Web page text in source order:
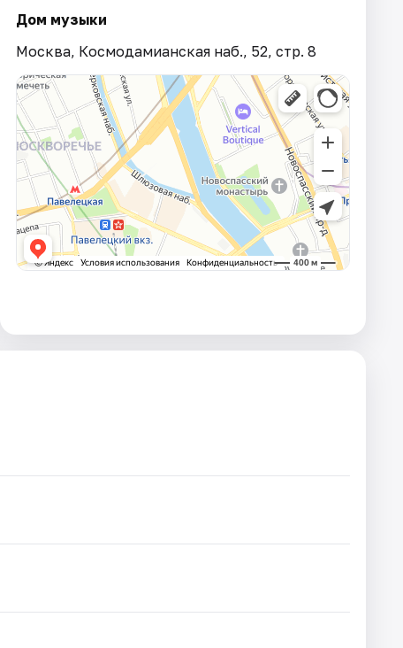
Дом музыки
Москва, Космодамианская наб., 52, стр. 8